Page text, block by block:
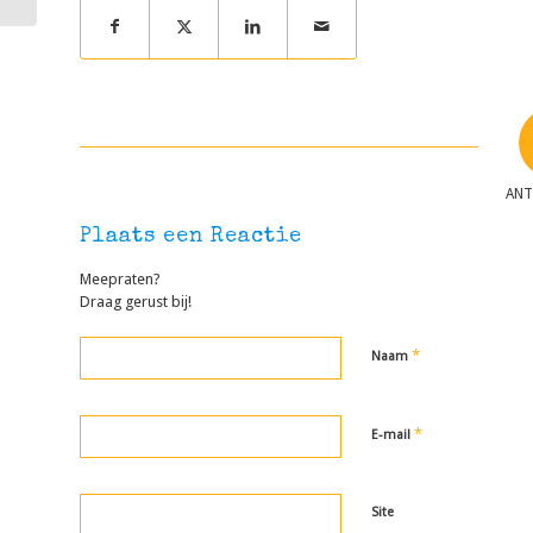
Plaats een Reactie
Meepraten?
Draag gerust bij!
Naam *
E-mail *
Site